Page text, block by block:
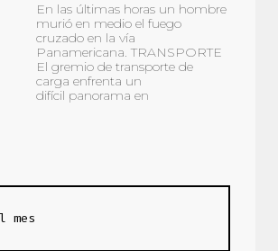
En las últimas horas un hombre
murió en medio el fuego
cruzado en la vía
Panamericana. TRANSPORTE
El gremio de transporte de
carga enfrenta un
difícil panorama en